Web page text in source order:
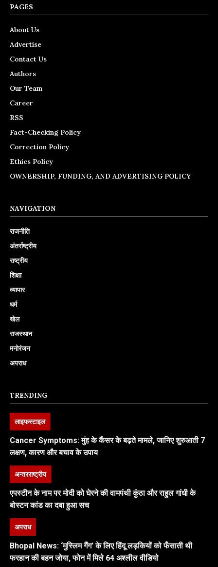
PAGES
About Us
Advertise
Contact Us
Authors
Our Team
Career
RSS
Fact-Checking Policy
Correction Policy
Ethics Policy
OWNERSHIP, FUNDING, AND ADVERTISING POLICY
NAVIGATION
राजनीति
अंतर्राष्ट्रीय
राष्ट्रीय
शिक्षा
व्यापार
धर्म
खेल
राजस्थान
मनोरंजन
अपराध
TRENDING
लाइफस्टाइल
Cancer Symptoms: मुंह के कैंसर के बढ़ते मामले, जानिए शुरुआती 7
लक्षण, कारण और बचाव के उपाय
अन्तरराष्ट्रीय
एपस्टीन के नाम पर मोदी को घेरने की वामपंथी कुंठा और राहुल गांधी के
बोस्टन कांड का दबा हुआ सच
अपराध
Bhopal News: ‘मुस्लिम गैंग’ के लिए हिंदू लड़कियों को फँसाती थी
फरहान की बहन जोया, फोन में मिले 64 अश्लील वीडियो